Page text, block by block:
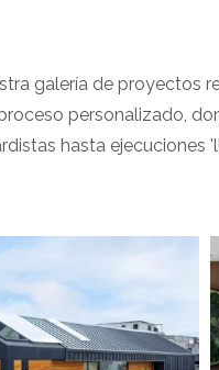
galería de proyectos
personalizado,
hasta ejecuciones
House